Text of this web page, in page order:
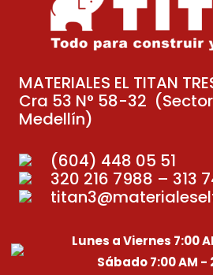
MATERIALES EL TITAN
Cra 53 N° 58-32
Medellín)
(604) 448 05 51
320 216 7988 – 313
Lunes a Viernes 7:00
Sábado 7:00 AM -